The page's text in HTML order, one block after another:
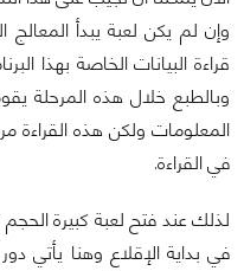
وإن لم يكن لعبة يبدأ
قراءة البيانات الخاصة بهذا
وبالطبع خلال هذه المرحلة
المعلومات ولكن هذه القراءة
في القراءة.
لذلك عند فتح لعبة كبيرة